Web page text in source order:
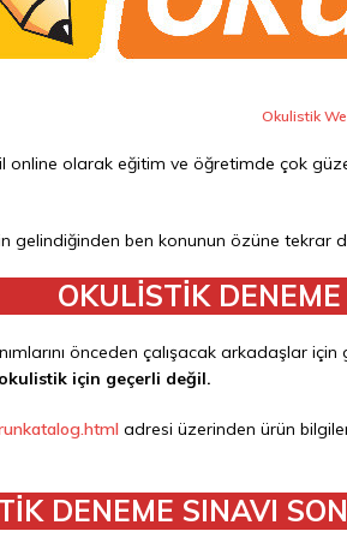
Okulistik
olarak eğitim ve öğretimde çok
gelindiğinden ben konunun özüne tekrar
OKULİSTİK
önceden çalışacak arkadaşlar
için geçerli değil.
adresi üzerinden ürün
DENEME SINAVI